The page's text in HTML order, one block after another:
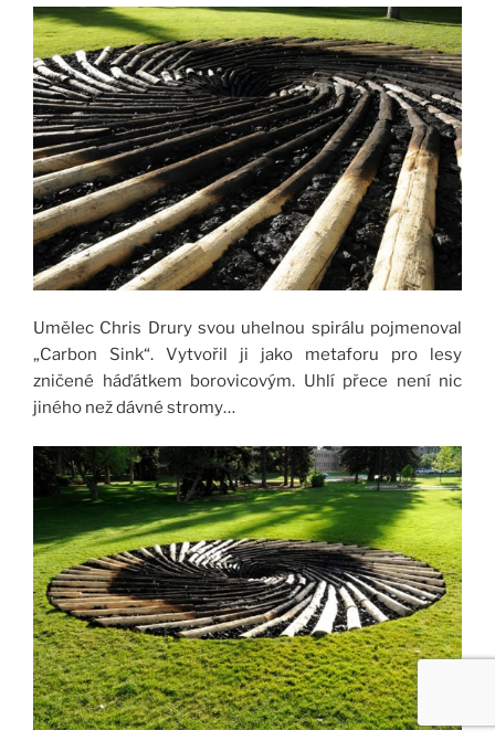
Umělec Chris Drury svou uhelnou spirálu pojmenoval
„Carbon Sink“. Vytvořil ji jako metaforu pro lesy
zničené háďátkem borovicovým. Uhlí přece není nic
jiného než dávné stromy…